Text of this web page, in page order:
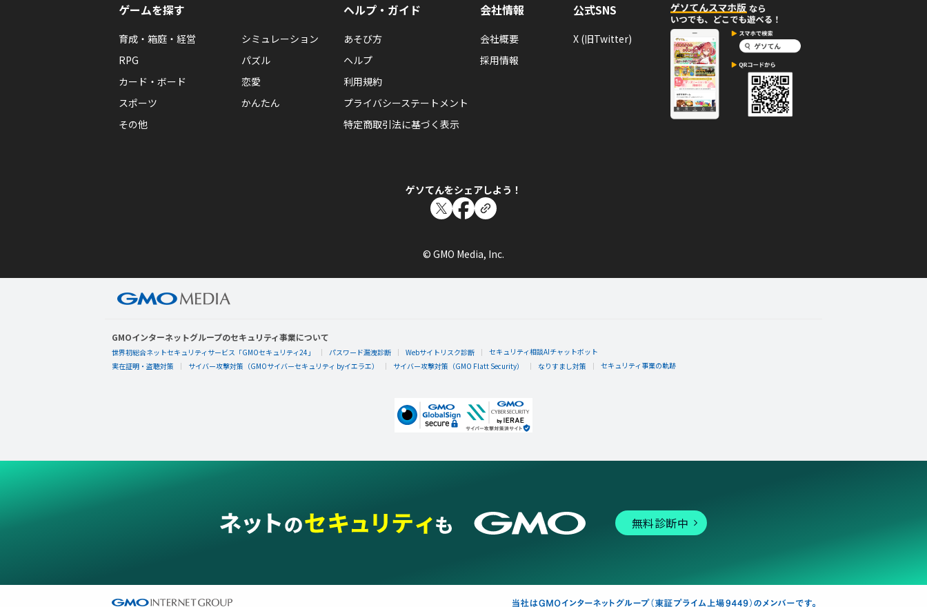
ぽっぴぃ 10月25日 コメント
ぽっぴぃさんが「はじめてのソリティアBATTLE ROYAL」バッジを手に入れ
ソリティアBATTLE ROYALをはじめてあそんだらもらえるエネルギーバッジ。
ぽっぴぃさんが「ゲーム10コはじめる」バッジを手に入れた！
ゲームを10つはじめるともらえるエネルギーバッジ。
ゲームを探す
育成・箱庭・経営
シミュレーション
RPG
パズル
カード・ボード
恋愛
スポーツ
かんたん
その他
ヘルプ・ガイド
あそび方
ヘルプ
利用規約
プライバシーステートメント
特定商取引法に基づく表示
会社情報
会社概要
採用情報
公式SNS
X (旧Twitter)
ゲソてんをシェアしよう！
© GMO Media, Inc.
GMOインターネットグループのセキュリティ事業について
世界初総合ネットセキュリティサービス「GMOセキュリティ24」 パスワード漏洩診断 Webサイトリスク診断
セキュリティ相談AIチャットボット
実在証明・盗聴対策
サイバー攻撃対策（GMOサイバーセキュリティ byイエラエ） サイバー攻撃対策（GMO Flatt Security） なりすまし対策 セキュリティ事業の軌跡
無料診断中